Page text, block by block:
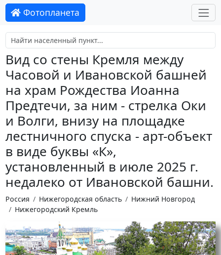
Фотопланета
Вид со стены Кремля между
Часовой и Ивановской башней
на храм Рождества Иоанна
Предтечи, за ним - стрелка Оки
и Волги, внизу на площадке
лестничного спуска - арт-объект
в виде буквы «К»,
установленный в июле 2025 г.
недалеко от Ивановской башни.
Россия Нижегородская область
Нижний Новгород
Нижегородский Кремль